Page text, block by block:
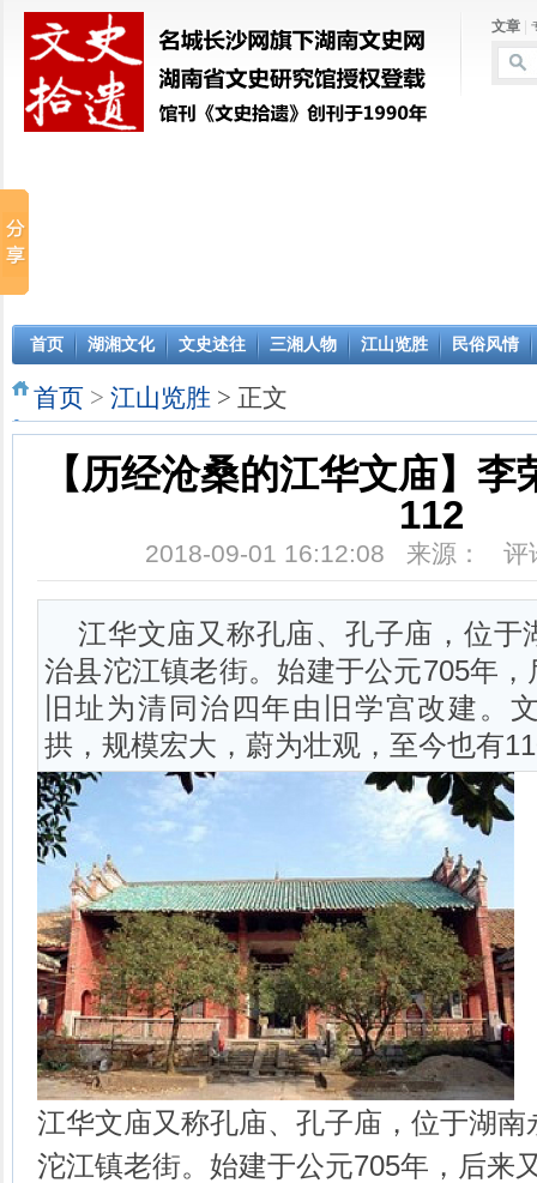
文章
首页 湖湘文化 文史述往 三湘人物 江山览胜 民俗风情
首页 > 江山览胜 > 正文
【历经沧桑的江华文庙】
112
2018-09-01 16:12:08 来源： 评
江华文庙又称孔庙、孔子庙，位于
治县沱江镇老街。始建于公元705年
旧址为清同治四年由旧学宫改建。
拱，规模宏大，蔚为壮观，至今也有
江华文庙又称孔庙、孔子庙，位于湖
沱江镇老街。始建于公元705年，后来